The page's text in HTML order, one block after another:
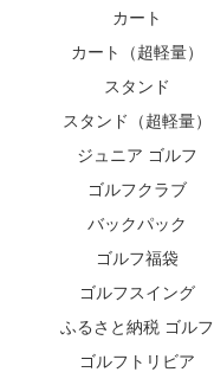
カート
カート（超軽量）
スタンド
スタンド（超軽量）
ジュニア ゴルフ
ゴルフクラブ
バックパック
ゴルフ福袋
ゴルフスイング
ふるさと納税 ゴルフ
ゴルフトリビア